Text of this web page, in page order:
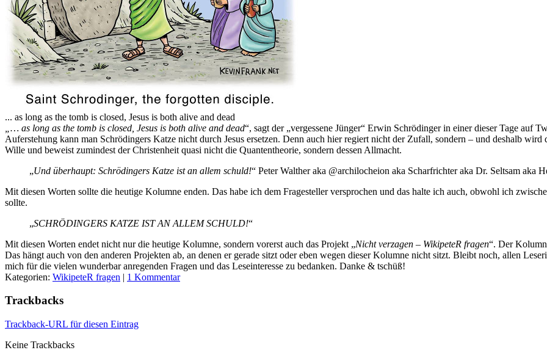
... as long as the tomb is closed, Jesus is both alive and dead
„… as long as the tomb is closed, Jesus is both alive and dead“, sagt der „vergessene Jünger“ Erwin Schrödinger in einer dieser Tage
Auferstehung kann man Schrödingers Katze nicht durch Jesus ersetzen. Denn auch hier regiert nicht der Zufall, sondern – und deshalb
Wille und beweist zumindest der Christenheit quasi nicht die Quantentheorie, sondern dessen Allmacht.
„Und überhaupt: Schrödingers Katze ist an allem schuld!“ Peter Walther aka @archilocheion aka Scharfrichter aka Dr. Seltsam aka
Mit diesen Worten sollte die heutige Kolumne enden. Das habe ich dem Fragesteller versprochen und das halte ich auch, obwohl ich
sollte.
„SCHRÖDINGERS KATZE IST AN ALLEM SCHULD!“
Mit diesen Worten endet nicht nur die heutige Kolumne, sondern vorerst auch das Projekt „Nicht verzagen – WikipeteR fragen“. Der
Das hängt auch von den anderen Projekten ab, an denen er gerade sitzt oder eben wegen dieser Kolumne nicht sitzt. Bleibt noch, allen
mich für die vielen wunderbar anregenden Fragen und das Leseinteresse zu bedanken. Danke & tschüß!
Kategorien: WikipeteR fragen | 1 Kommentar
Trackbacks
Trackback-URL für diesen Eintrag
Keine Trackbacks